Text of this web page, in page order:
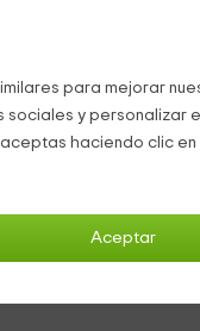
para mejorar
y personalizar
haciendo clic
Aceptar
0 opiniones